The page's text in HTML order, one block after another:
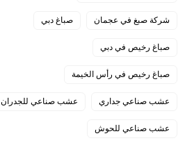
شركة صبغ في عجمان صباغ دبي
صباغ رخيص في دبي
صباغ رخيص في رأس الخيمة
عشب صناعي جداري عشب صناعي للجدران
عشب صناعي للحوش